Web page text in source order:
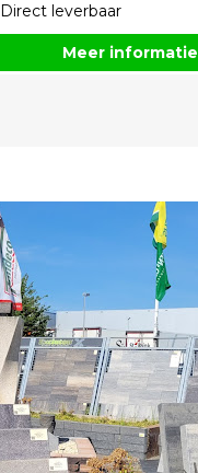
Direct leverbaar
Meer informatie